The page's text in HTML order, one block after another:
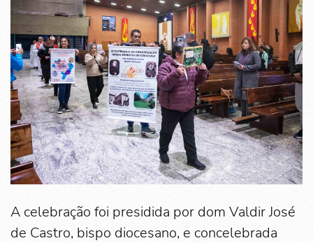
A celebração foi presidida por dom Valdir José
de Castro, bispo diocesano, e concelebrada